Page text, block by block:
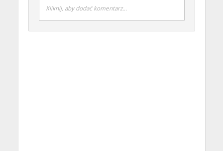
Kliknij, aby dodać komentarz...